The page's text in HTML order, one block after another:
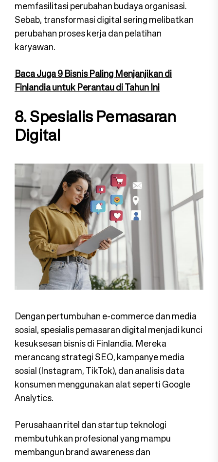
memfasilitasi perubahan budaya organisasi.
Sebab, transformasi digital sering melibatkan
perubahan proses kerja dan pelatihan
karyawan.
Baca Juga 9 Bisnis Paling Menjanjikan di
Finlandia untuk Perantau di Tahun Ini
8. Spesialis Pemasaran
Digital
Dengan pertumbuhan e-commerce dan media
sosial, spesialis pemasaran digital menjadi kunci
kesuksesan bisnis di Finlandia. Mereka
merancang strategi SEO, kampanye media
sosial (Instagram, TikTok), dan analisis data
konsumen menggunakan alat seperti Google
Analytics.
Perusahaan ritel dan startup teknologi
membutuhkan profesional yang mampu
membangun brand awareness dan